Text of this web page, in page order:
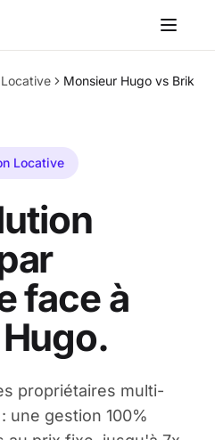
Monsieur Hugo vs Brik
Locative
face à
propriétaires multi-
une gestion 100%